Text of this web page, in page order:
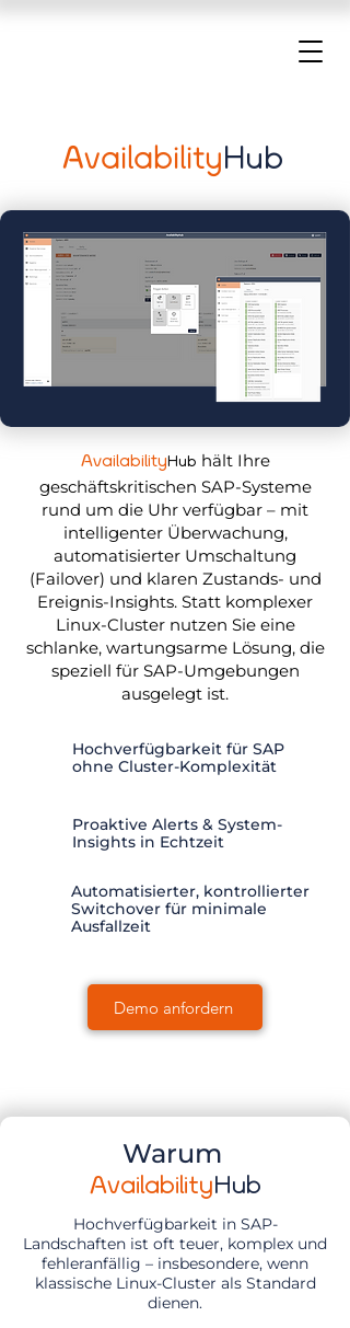
AvailabilityHub
AvailabilityHub hält Ihre
geschäftskritischen SAP-Systeme
rund um die Uhr verfügbar – mit
intelligenter Überwachung,
automatisierter Umschaltung
(Failover) und klaren Zustands- und
Ereignis-Insights. Statt komplexer
Linux-Cluster nutzen Sie eine
schlanke, wartungsarme Lösung, die
speziell für SAP-Umgebungen
ausgelegt ist.
Hochverfügbarkeit für SAP
ohne Cluster-Komplexität
Proaktive Alerts & System-
Insights in Echtzeit
Automatisierter, kontrollierter
Switchover für minimale
Ausfallzeit
Demo anfordern
Warum
AvailabilityHub
Hochverfügbarkeit in SAP-
Landschaften ist oft teuer, komplex und
fehleranfällig – insbesondere, wenn
klassische Linux-Cluster als Standard
dienen.